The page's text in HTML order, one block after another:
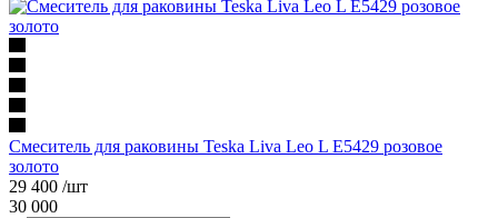
Смеситель для раковины Teska Liva Leo L E5429 розовое
золото
29 400 /шт
30 000